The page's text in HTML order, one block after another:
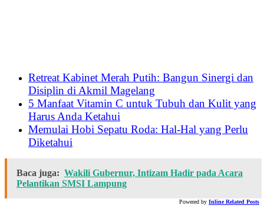
Retreat Kabinet Merah Putih: Bangun Sinergi dan
Disiplin di Akmil Magelang
5 Manfaat Vitamin C untuk Tubuh dan Kulit yang
Harus Anda Ketahui
Memulai Hobi Sepatu Roda: Hal-Hal yang Perlu
Diketahui
Baca juga: Wakili Gubernur, Intizam Hadir pada Acara
Pelantikan SMSI Lampung
Powered by Inline Related Posts